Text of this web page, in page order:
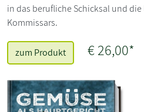
in das berufliche Schicksal und
Kommissars.
zum Produkt € 26,00*